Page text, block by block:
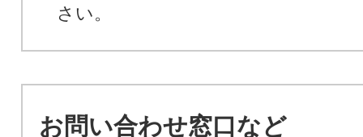
さい。
お問い合わせ窓口など